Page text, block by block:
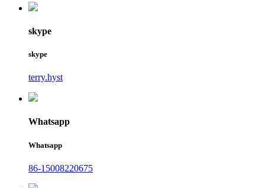
skype
skype
terry.hyst
Whatsapp
Whatsapp
86-15008220675